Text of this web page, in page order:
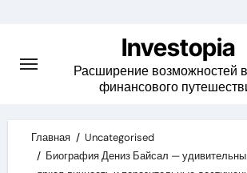
content
Investopia
Расширение возможностей
финансового
Главная
Uncategorised
Биография Дениз Байсал —